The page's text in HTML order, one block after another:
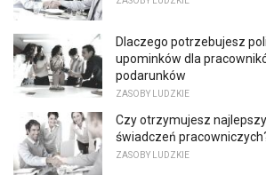
Dlaczego potrzebujesz
upominków dla
podarunków
ZASOBY LUDZKIE
Czy otrzymujesz
świadczeń
ZASOBY LUDZKIE